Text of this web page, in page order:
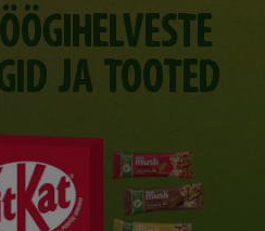
JA TOOTED